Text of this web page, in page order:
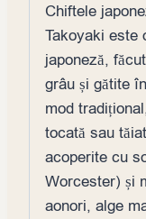
Chiftele
Takoyaki este
japoneză,
grâu și gătite
mod
tocată sau
acoperite cu
Worcester) și
aonori, alge